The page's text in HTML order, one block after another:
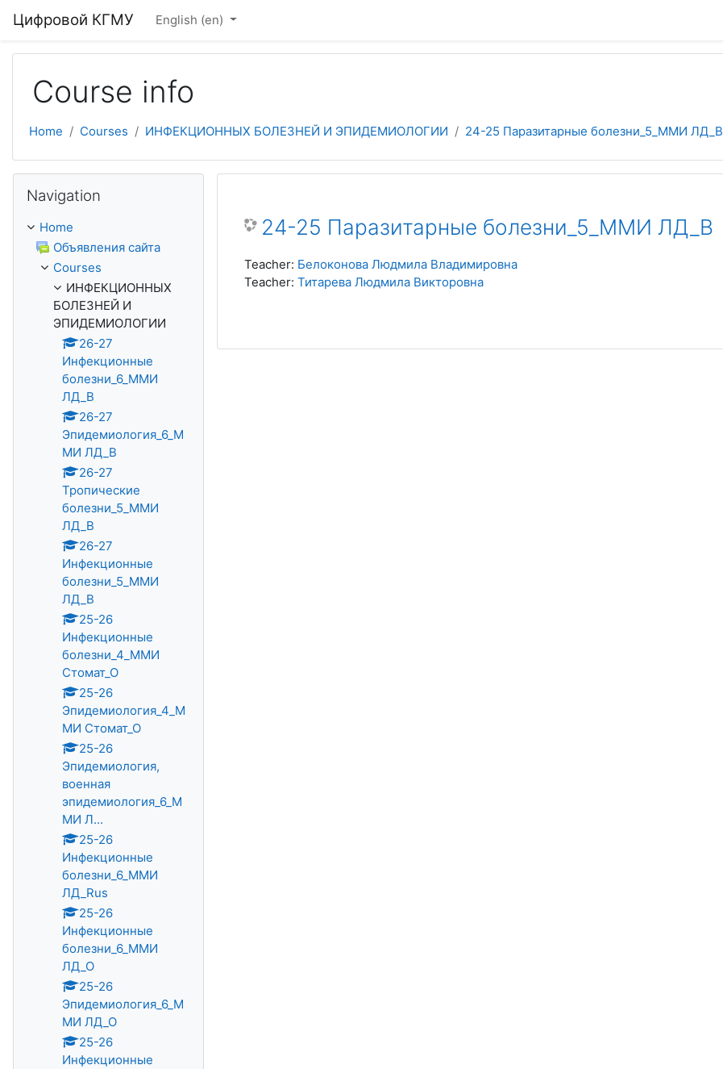
Цифровой КГМУ English ‎(en)‎
Course info
Home Courses ИНФЕКЦИОННЫХ БОЛЕЗНЕЙ И ЭПИДЕМИОЛОГИИ 24-25 Паразитарные болезни_5_ММИ ЛД_В
24-25 Паразитарные болезни_5_ММИ ЛД_В
Teacher: Белоконова Людмила Владимировна
Teacher: Титарева Людмила Викторовна
Navigation
Home
Объявления сайта
Courses
ИНФЕКЦИОННЫХ
БОЛЕЗНЕЙ И
ЭПИДЕМИОЛОГИИ
26-27
Инфекционные
болезни_6_ММИ
ЛД_В
26-27
Эпидемиология_6_М
МИ ЛД_В
26-27
Тропические
болезни_5_ММИ
ЛД_В
26-27
Инфекционные
болезни_5_ММИ
ЛД_В
25-26
Инфекционные
болезни_4_ММИ
Стомат_О
25-26
Эпидемиология_4_М
МИ Стомат_О
25-26
Эпидемиология,
военная
эпидемиология_6_М
МИ Л...
25-26
Инфекционные
болезни_6_ММИ
ЛД_Rus
25-26
Инфекционные
болезни_6_ММИ
ЛД_О
25-26
Эпидемиология_6_М
МИ ЛД_О
25-26
Инфекционные